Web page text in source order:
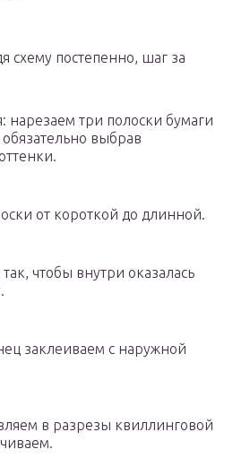
схему постепенно, шаг за
нарезаем три полоски бумаги
выбрав
от короткой до длинной.
чтобы внутри оказалась
заклеиваем с наружной
в разрезы квиллинговой